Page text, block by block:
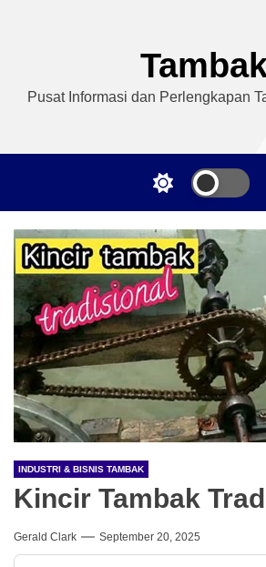
Pusat Informasi dan Perlengkapan
INDUSTRI & BISNIS TAMBAK
Kincir Tambak
Gerald Clark September 20, 2025